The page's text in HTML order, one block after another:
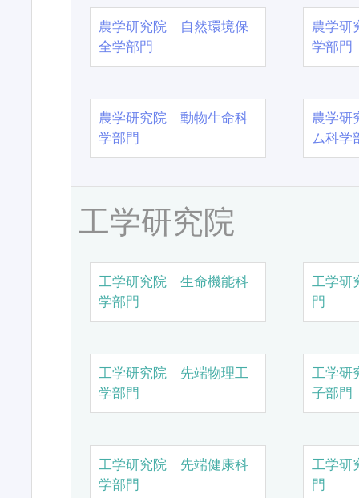
農学研究院 自然環境保
全学部門
農学
学部門
農学研究院 動物生命科
学部門
農学
ム科学
工学研究院
工学研究院 生命機能科
学部門
工学研
門
工学研究院 先端物理工
学部門
工学研
子部門
工学研究院 先端健康科
学部門
工学研
門